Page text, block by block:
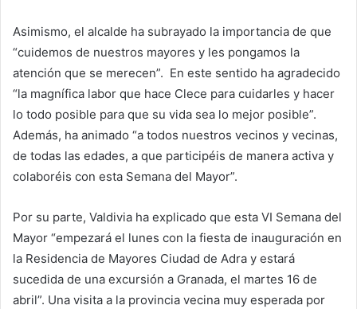
Asimismo, el alcalde ha subrayado la importancia de que
“cuidemos de nuestros mayores y les pongamos la
atención que se merecen”. En este sentido ha agradecido
“la magnífica labor que hace Clece para cuidarles y hacer
lo todo posible para que su vida sea lo mejor posible”.
Además, ha animado “a todos nuestros vecinos y vecinas,
de todas las edades, a que participéis de manera activa y
colaboréis con esta Semana del Mayor”.
Por su parte, Valdivia ha explicado que esta VI Semana del
Mayor “empezará el lunes con la fiesta de inauguración en
la Residencia de Mayores Ciudad de Adra y estará
sucedida de una excursión a Granada, el martes 16 de
abril”. Una visita a la provincia vecina muy esperada por